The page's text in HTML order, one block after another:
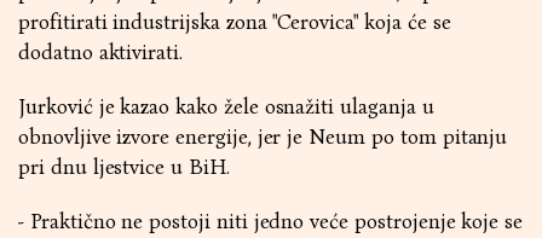
profitirati industrijska zona "Cerovica" koja će se
dodatno aktivirati.
Jurković je kazao kako žele osnažiti ulaganja u
obnovljive izvore energije, jer je Neum po tom pitanju
pri dnu ljestvice u BiH.
- Praktično ne postoji niti jedno veće postrojenje koje se